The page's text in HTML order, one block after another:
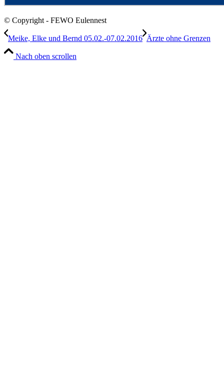
© Copyright - FEWO Eulennest
Meike, Elke und Bernd 05.02.-07.02.2016 Ärzte ohne Grenzen
Nach oben scrollen